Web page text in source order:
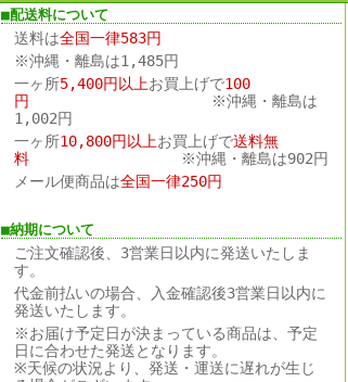
■配送料について
送料は全国一律583円
※沖縄・離島は1,485円
一ヶ所5,400円以上お買上げで100
円
※沖縄・離島は
1,002円
一ヶ所10,800円以上お買上げで送料無
料
※沖縄・離島は902円
メール便商品は全国一律250円
■納期について
ご注文確認後、3営業日以内に発送いたしま
す。
代金前払いの場合、入金確認後3営業日以内に
発送いたします。
※お届け予定日が決まっている商品は、予定
日に合わせた発送となります。
※天候の状況より、発送・運送に遅れが生じ